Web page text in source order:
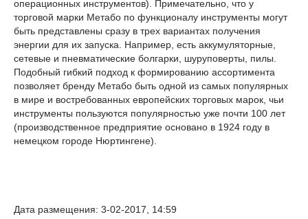
операционных инструментов). Примечательно, что у
торговой марки Метабо по функционалу инструменты могут
быть представлены сразу в трех вариантах получения
энергии для их запуска. Например, есть аккумуляторные,
сетевые и пневматические болгарки, шуруповерты, пилы.
Подобный гибкий подход к формированию ассортимента
позволяет бренду Метабо быть одной из самых популярных
в мире и востребованных европейских торговых марок, чьи
инструменты пользуются популярностью уже почти 100 лет
(производственное предприятие основано в 1924 году в
немецком городе Нюртингене).
Дата размещения: 3-02-2017, 14:59